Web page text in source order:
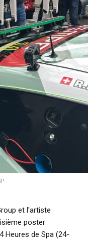
et l'artiste
poster
Heures de Spa (24-